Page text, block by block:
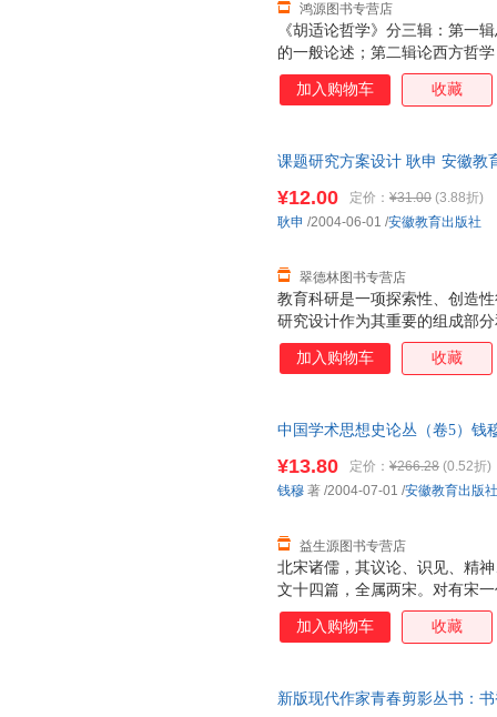
《胡适论哲学》分三辑：第一
的一般论述；第二辑论西方哲
论中国哲学，选收胡适论中国
哲学的论著数量较少，而以中
《中国哲学史大纲》、《中国
作。在如此众多的文字当中，
指正。
鸿源图书专营店
加入购物车 收藏
课题研究方案设计 耿申 安徽教
教育科研是一项探索性、创造
研究设计作为其重要的组成部
而顺利的开展，是以后从事教
研究质量，出成果、出精品成
水平的重要反映，教育研究设
¥12.00 定价： ¥31.00 (3.88折)
翠德林图书专营店
耿申 /2004-06-01 /安徽教育出版社
加入购物车 收藏
中国学术思想史论丛（卷5）钱
北宋诸儒，其议论、识见、精
文十四篇，全属两宋。对有宋
考辨，多有卓识创见。如于释
质之异，有随之气候、水土而
¥13.80 定价： ¥266.28 (0.52折)
益生源图书专营店
钱穆 著 /2004-07-01 /安徽教育出版社
加入购物车 收藏
新版现代作家青春剪影丛书：